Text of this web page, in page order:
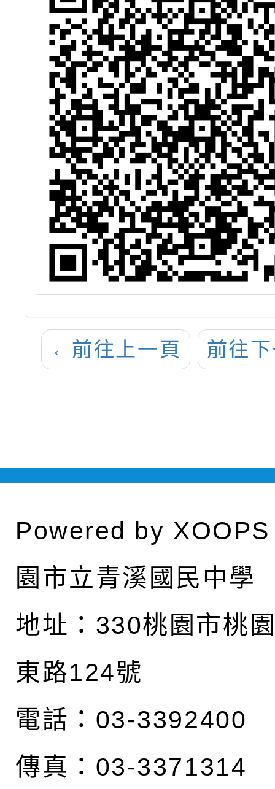
← 前往上一頁 前往
Powered by XOOPS
園市立青溪國民中學
地址： 330桃園市桃
東路124號
電話：03-3392400
傳真：03-3371314